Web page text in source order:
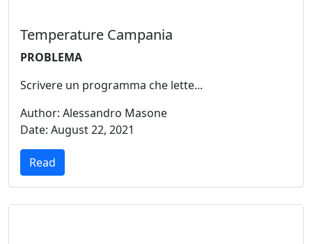
Temperature Campania
PROBLEMA
Scrivere un programma che lette...
Author: Alessandro Masone
Date: August 22, 2021
Read